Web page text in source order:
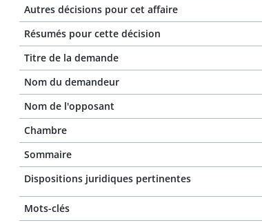
Autres décisions pour cet affaire
Résumés pour cette décision
Titre de la demande
Nom du demandeur
Nom de l'opposant
Chambre
Sommaire
Dispositions juridiques pertinentes
Mots-clés